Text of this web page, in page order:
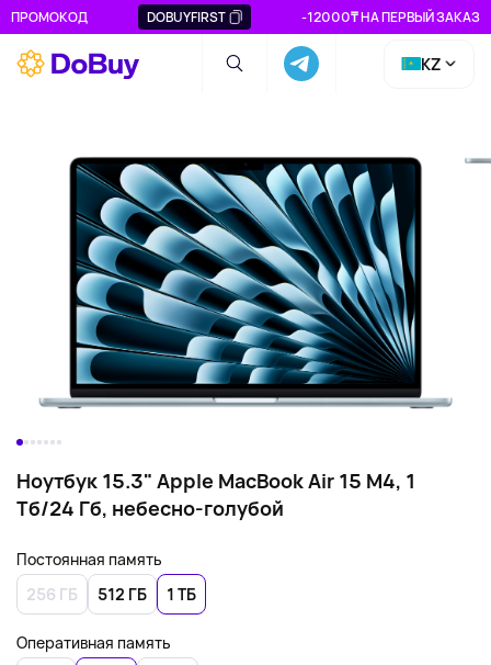
ПРОМОКОД DOBUYFIRST -12000₸ НА ПЕРВЫЙ ЗАКАЗ
KZ
Ноутбук 15.3" Apple MacBook Air 15 M4, 1
Тб/24 Гб, небесно-голубой
Постоянная память
256 ГБ
512 ГБ 1 ТБ
Оперативная память